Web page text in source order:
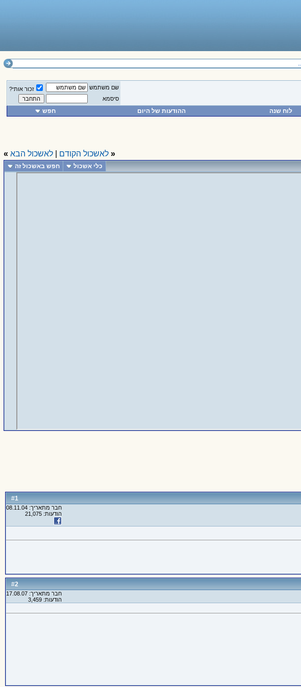
שם משתמש
זכור אותי?
סיסמא
לוח שנה ההודעות של היום חפש
« לאשכול הקודם לאשכול הבא »
כלי אשכול חפש באשכול זה
#
1
חבר מתאריך: 08.11.04
הודעות: 21,075
#
2
חבר מתאריך: 17.08.07
הודעות: 3,459